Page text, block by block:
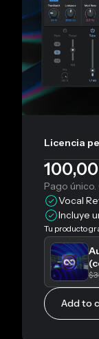
Licencia
Pago
Vocal
Incluye
Tu producto
Add to